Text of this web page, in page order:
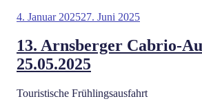
Veröffentlicht
4. Januar 202527. Juni 2025
13. Arnsberger Cabrio-
25.05.2025
Touristische Frühlingsausfahrt